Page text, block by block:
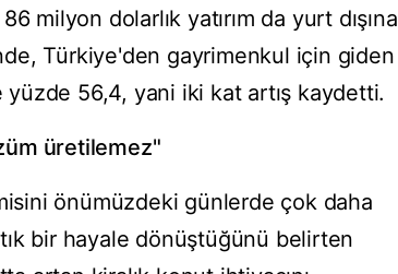
milyon dolarlık yatırım da yurt dışına
Türkiye'den gayrimenkul için giden
yüzde 56,4, yani iki kat artış kaydetti.
üretilemez"
önümüzdeki günlerde çok daha
bir hayale dönüştüğünü belirten